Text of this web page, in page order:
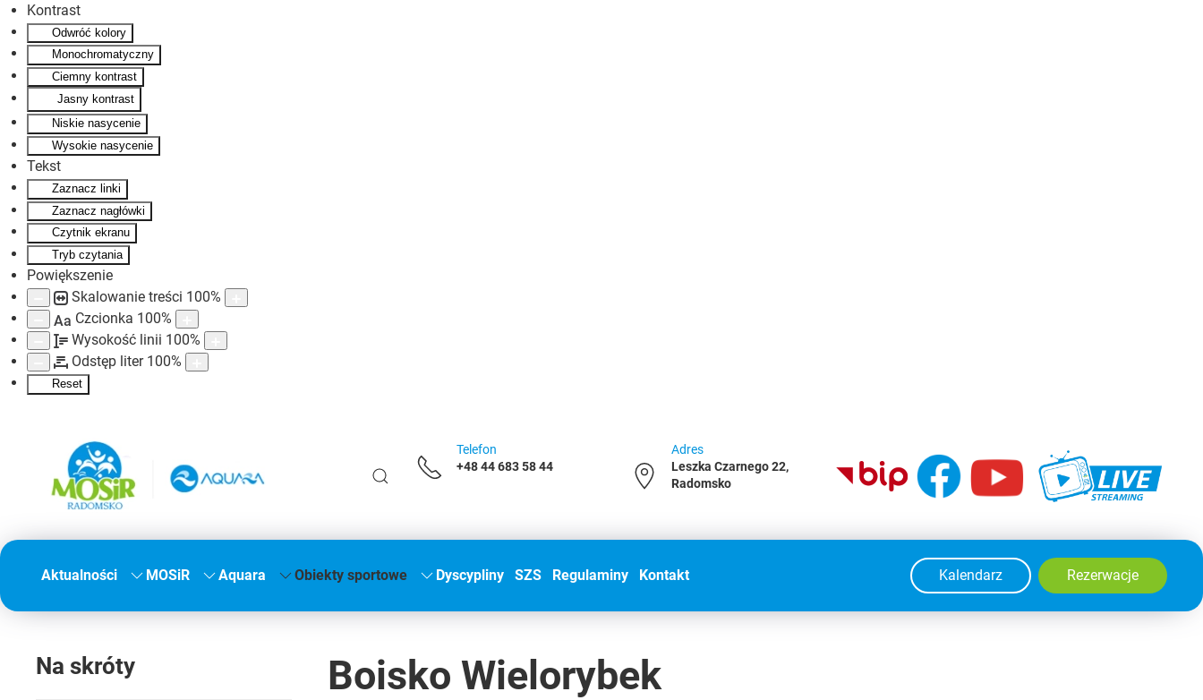
Kontrast
Odwróć kolory
Monochromatyczny
Ciemny kontrast
Jasny kontrast
Niskie nasycenie
Wysokie nasycenie
Tekst
Zaznacz linki
Zaznacz nagłówki
Czytnik ekranu
Tryb czytania
Powiększenie
Skalowanie treści 100%
Aa Czcionka 100%
Wysokość linii 100%
Odstęp liter 100%
Reset
Skip to main content
Telefon
+48 44 683 58 44
Adres
Leszka Czarnego 22,
Radomsko
Aktualności MOSiR Aquara Obiekty sportowe Dyscypliny SZS Regulaminy Kontakt Kalendarz Rezerwacje
Na skróty Boisko Wielorybek